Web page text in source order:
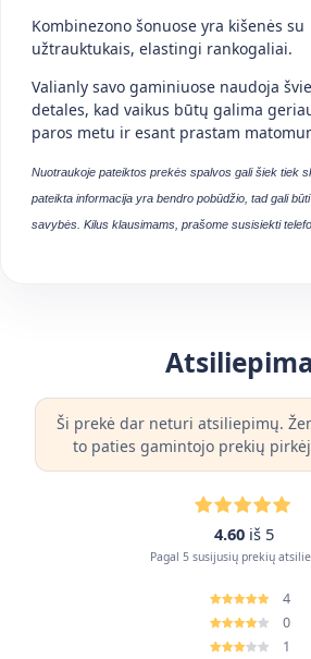
Kombinezono šonuose yra kišenės su
užtrauktukais, elastingi rankogaliai.
Valianly savo gaminiuose naudoja
detales, kad vaikus būtų galima
paros metu ir esant prastam
Nuotraukoje pateiktos prekės spalvos gali šiek tiek
pateikta informacija yra bendro pobūdžio, tad gali
savybės. Kilus klausimams, prašome susisiekti
Ši prekė dar neturi atsiliepimų.
to paties gamintojo prekių
4.60 iš 5
Pagal 5 susijusių prekių
4
0
1